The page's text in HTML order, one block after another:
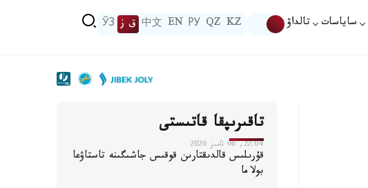
ساياسات تالداۋ KZ
QZ
РУ
EN
中文 ق ز ЎЗ
تاقىرىپقا قاتىستى
22:04, 06 تامىز 2026
قۇرىلىس قالدىقتارىن قوقىس جاشىگىنە تاستاۋعا
بولا ما